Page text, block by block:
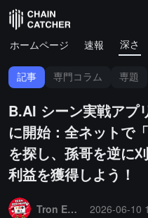
ホームページ 速報 深さ
記事 専門コラム 専題
B.AI シーン実戦アプ
に開始：全ネットで
を探し、孫哥を逆に
利益を獲得しよう！
Tron Eco News
2026-06-10